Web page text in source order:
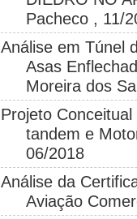
Pacheco , 11/
Análise em Túnel
Asas
Moreira dos
Projeto
tandem e
06/2018
Análise da
Aviação